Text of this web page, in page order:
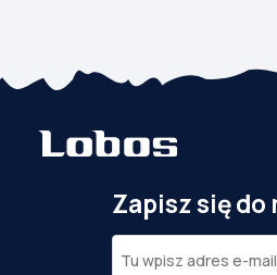
Zapisz się